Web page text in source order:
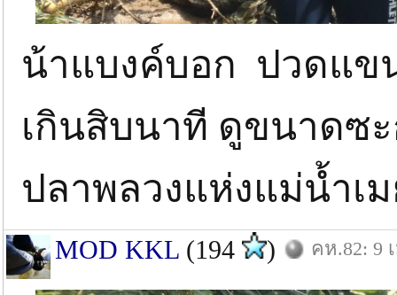
น้าแบงค์บอก ปวดแข
เกินสิบนาที ดูขนาดซ
ปลาพลวงแห่งแม่น้ำเ
MOD KKL (194 ) คห.82: 9